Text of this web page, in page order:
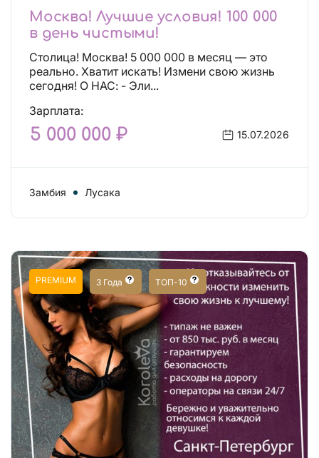
Москва! Лучшие условия! 100 000
в день чистыми!
Столица! Москва! 5 000 000 в месяц — это
реально. Хватит искать! Измени свою жизнь
сегодня! О НАС: - Эли...
Зарплата:
5 000 000 ₽ 15.07.2026
Замбия Лусака
PREMIUM 3 Года ТОП-10